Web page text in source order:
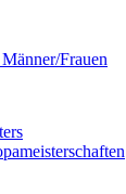
Frauen